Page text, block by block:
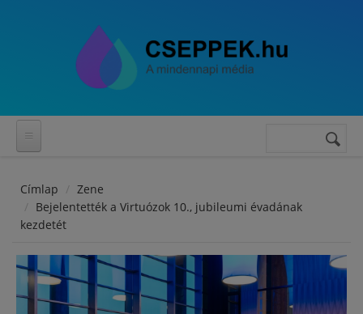
Keresés
Címlap
Zene
Bejelentették a Virtuózok 10., jubileumi évadának
kezdetét